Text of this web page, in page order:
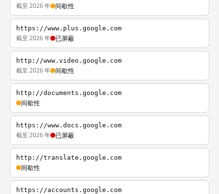
截至 2026 年 间歇性
https://www.plus.google.com
截至 2026 年 已屏蔽
http://www.video.google.com
截至 2026 年 间歇性
http://documents.google.com
间歇性
https://www.docs.google.com
截至 2026 年 已屏蔽
http://translate.google.com
间歇性
https://accounts.google.com